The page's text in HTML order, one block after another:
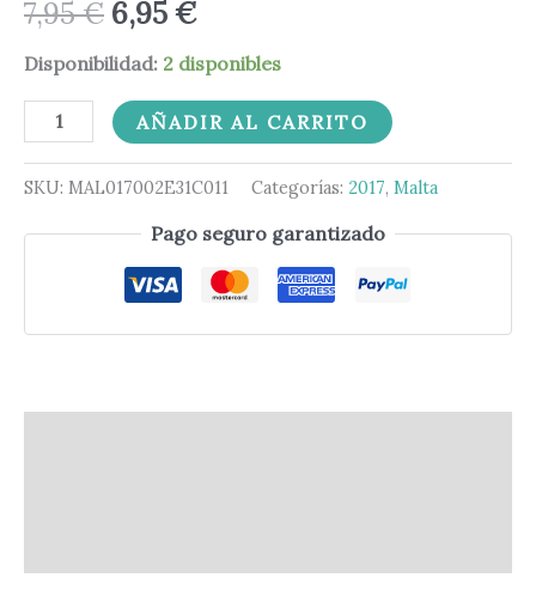
7,95€ 6,95€
Disponibilidad: 2 disponibles
AÑADIR AL CARRITO
SKU: MAL017002E31C011 Categorías: 2017, Malta
Pago seguro garantizado